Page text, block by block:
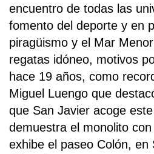
encuentro de todas las
fomento del deporte y en
piragüismo y el Mar
regatas idóneo, motivos
hace 19 años, como
Miguel Luengo que
que San Javier acoge
demuestra el monolito
exhibe el paseo Colón, en